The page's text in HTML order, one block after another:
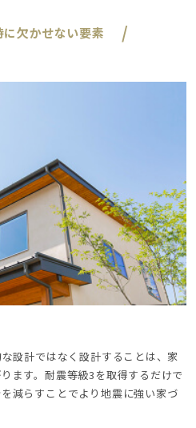
欠かせない要素
設計ではなく設計することは、家
ます。耐震等級3を取得するだけで
減らすことでより地震に強い家づ